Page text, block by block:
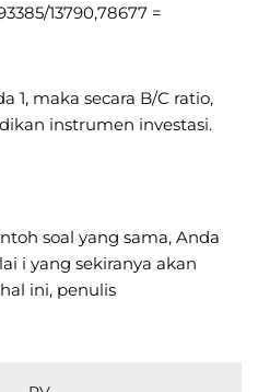
13790,78677 =
1, maka secara B/C ratio,
instrumen investasi.
soal yang sama, Anda
i yang sekiranya akan
ini, penulis